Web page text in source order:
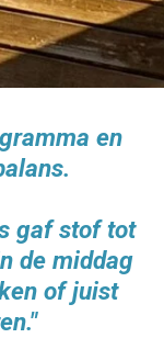
en
gaf stof tot
de middag
of juist